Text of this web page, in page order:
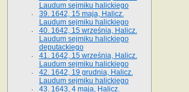
Laudum sejmiku halickiego
39. 1642, 15 maja, Halicz.
Laudum sejmiku halickiego
40. 1642, 15 września, Halicz.
Laudum sejmiku halickiego
deputackiego
41. 1642, 15 września, Halicz.
Laudum sejmiku halickiego
42. 1642, 19 grudnia, Halicz.
Laudum sejmiku halickiego
43. 1643, 4 maja, Halicz.